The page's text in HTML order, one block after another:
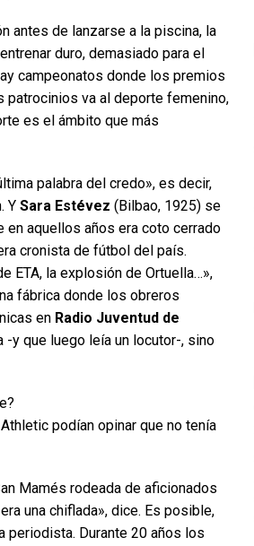
antes de lanzarse a la piscina, la
duro, demasiado para el
campeonatos donde los premios
patrocinios va al deporte femenino,
es el ámbito que más
palabra del credo», es decir,
Y Sara Estévez (Bilbao, 1925) se
en aquellos años era coto cerrado
cronista de fútbol del país.
ETA, la explosión de Ortuella…»,
fábrica donde los obreros
en Radio Juventud de
y que luego leía un locutor-, sino
podían opinar que no tenía
Mamés rodeada de aficionados
una chiflada», dice. Es posible,
periodista. Durante 20 años los